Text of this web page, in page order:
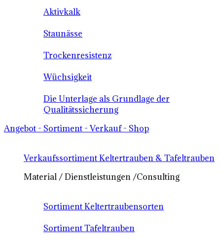
Aktivkalk
Staunässe
Trockenresistenz
Wüchsigkeit
Die Unterlage als Grundlage der
Qualitätssicherung
Angebot - Sortiment - Verkauf - Shop
Verkaufssortiment Keltertrauben & Tafeltrauben
Material / Dienstleistungen /Consulting
Sortiment Keltertraubensorten
Sortiment Tafeltrauben